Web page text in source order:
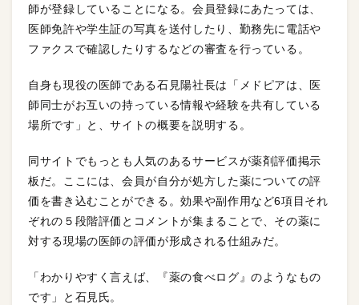
師が登録していることになる。会員登録にあたっては、
医師免許や学生証の写真を送付したり、勤務先に電話や
ファクスで確認したりするなどの審査を行っている。
自身も現役の医師である石見陽社長は「メドピアは、医
師同士がお互いの持っている情報や経験を共有している
場所です」と、サイトの概要を説明する。
同サイトでもっとも人気のあるサービスが薬剤評価掲示
板だ。ここには、会員が自分が処方した薬についての評
価を書き込むことができる。効果や副作用など6項目それ
ぞれの５段階評価とコメントが集まることで、その薬に
対する現場の医師の評価が形成される仕組みだ。
「わかりやすく言えば、『薬の食べログ』のようなもの
です」と石見氏。